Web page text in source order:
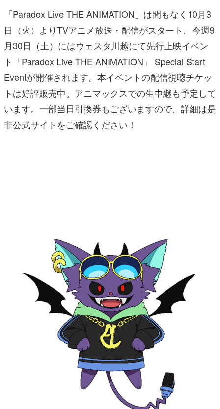
「Paradox Live THE ANIMATION」は間もなく10月3
日（火）よりTVアニメ放送・配信がスタート。今週9
月30日（土）にはウェスタ川越にて先行上映イベン
ト「Paradox Live THE ANIMATION」 Special Start
Eventが開催されます。本イベントの配信視聴チケッ
トは好評販売中。アニマックスでの生中継も予定して
います。一部当日引換券もございますので、詳細は是
非公式サイトをご確認ください！